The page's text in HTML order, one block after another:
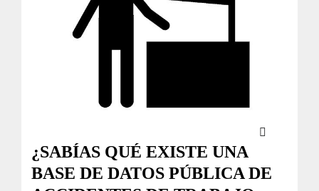
¿SABÍAS QUÉ EXISTE UNA
BASE DE DATOS PÚBLICA DE